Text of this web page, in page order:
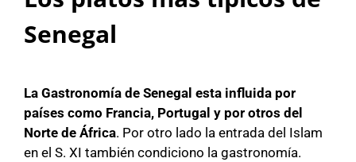
Senegal
La Gastronomía de Senegal esta influida por
países como Francia, Portugal y por otros del
Norte de África. Por otro lado la entrada del Islam
en el S. XI también condiciono la gastronomía.